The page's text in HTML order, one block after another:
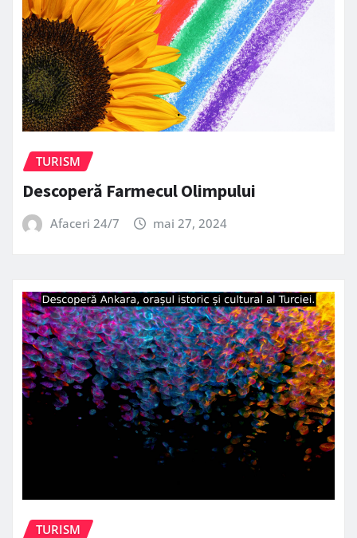
TURISM
Descoperă Farmecul Olimpului
Afaceri 24/7 mai 27, 2024
TURISM